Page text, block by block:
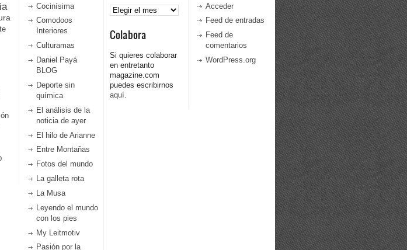
Cocinísima
Comodoos
Interiores
Culturamas
Daniel Payá
BLOG
Deporte sin
química
El análisis de la
noticia de ayer
El hilo de Arianne
Entre Montañas
Fotos del mundo
La galleta rota
La Musa
Leyendo el mundo
con los pies
My Leitmotiv
Pasión por la
Archivos
Colabora
Si quieres colaborar
en entretanto
magazine.com
puedes escribirnos
aquí.
Acceder
Feed de entradas
Feed de
comentarios
WordPress.org